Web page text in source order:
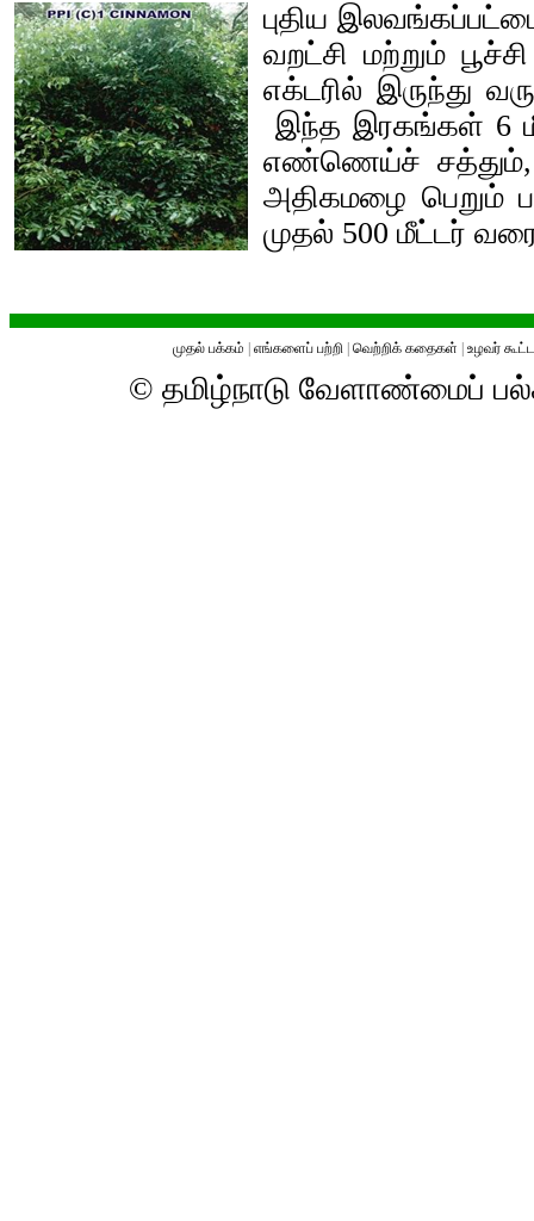
புதிய
வறட்சி மற்றும்
எக்டரில் இருந்து
இந்த இரகங்கள் 6
எண்ணெய்ச் சத்தும்,
அதிகமழை பெறும்
முதல் 500 மீட்டர்
முதல் பக்கம் எங்களைப் பற்றி| வெற்றிக் கதைகள் உழவர்
© தமிழ்நாடு வேளாண்மைப்